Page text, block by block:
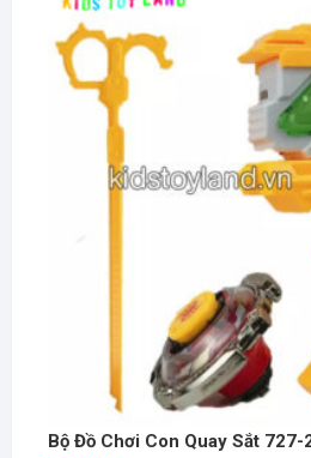
Bộ Đồ Chơi Con Quay Sắt 727-